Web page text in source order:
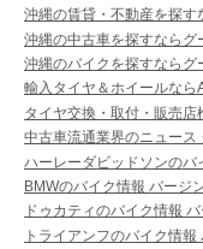
沖縄の賃貸・不動産を探す
沖縄の中古車を探すならグ
沖縄のバイクを探すならグ
輸入タイヤ＆ホイールなら
タイヤ交換・取付・販売店
中古車流通業界のニュース
ハーレーダビッドソンのバ
BMWのバイク情報 バージ
ドゥカティのバイク情報
トライアンフのバイク情